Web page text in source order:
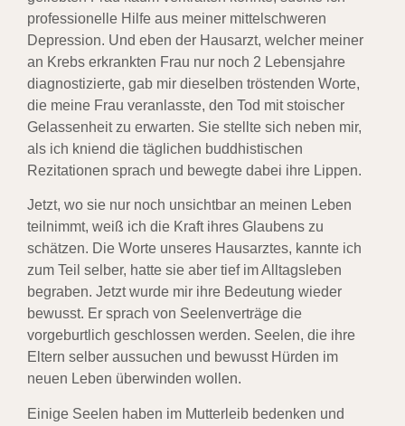
professionelle Hilfe aus meiner mittelschweren
Depression. Und eben der Hausarzt, welcher meiner
an Krebs erkrankten Frau nur noch 2 Lebensjahre
diagnostizierte, gab mir dieselben tröstenden Worte,
die meine Frau veranlasste, den Tod mit stoischer
Gelassenheit zu erwarten. Sie stellte sich neben mir,
als ich kniend die täglichen buddhistischen
Rezitationen sprach und bewegte dabei ihre Lippen.
Jetzt, wo sie nur noch unsichtbar an meinen Leben
teilnimmt, weiß ich die Kraft ihres Glaubens zu
schätzen. Die Worte unseres Hausarztes, kannte ich
zum Teil selber, hatte sie aber tief im Alltagsleben
begraben. Jetzt wurde mir ihre Bedeutung wieder
bewusst. Er sprach von Seelenverträge die
vorgeburtlich geschlossen werden. Seelen, die ihre
Eltern selber aussuchen und bewusst Hürden im
neuen Leben überwinden wollen.
Einige Seelen haben im Mutterleib bedenken und